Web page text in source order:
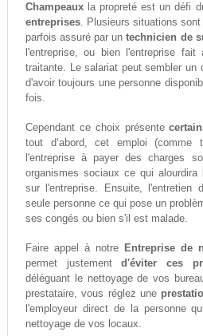
Champeauxla propreté est un défi
entreprises. Plusieurs situations
parfois assuré par untechnicien de
l'entreprise, ou bien l'entreprise
traitante. Le salariat peut sembler un
d'avoir toujours une personne
fois.
Cependant ce choix présente
tout d‘abord, cet emploi (comme
l'entreprise à payer des charges
organismes sociaux ce qui
sur l'entreprise. Ensuite, l'entretien
seule personne ce qui pose un
ses congés ou bien s'il est malade.
Faire appel à notre Entreprise de
permet justementd'éviter ces
déléguant le nettoyage de vos
prestataire, vous réglez une
l'employeur direct de la personne
nettoyage de vos locaux.